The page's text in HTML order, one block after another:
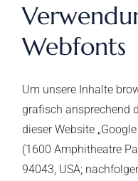
Webfonts
Um unsere Inhalte
grafisch ansprechend
dieser Website
(1600 Amphitheatre
94043, USA;